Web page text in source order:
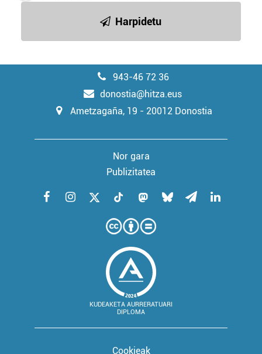
Harpidetu
943-46 72 36
donostia@hitza.eus
Ametzagaña, 19 - 20012 Donostia
Nor gara
Publizitatea
KUDEAKETA AURRERATUARI
DIPLOMA
Cookieak